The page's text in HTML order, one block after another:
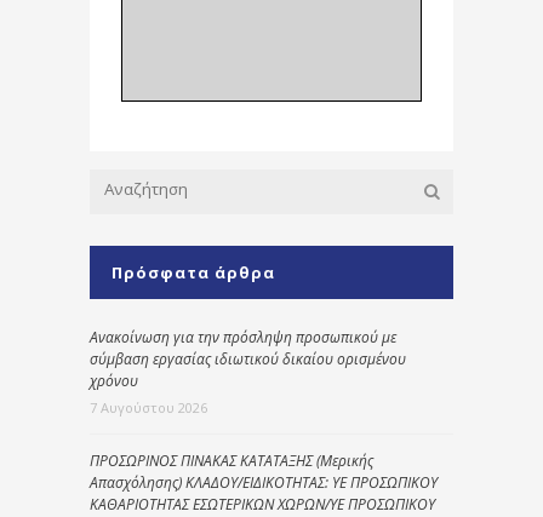
Πρόσφατα άρθρα
Ανακοίνωση για την πρόσληψη προσωπικού με
σύμβαση εργασίας ιδιωτικού δικαίου ορισμένου
χρόνου
7 Αυγούστου 2026
ΠΡΟΣΩΡΙΝΟΣ ΠΙΝΑΚΑΣ ΚΑΤΑΤΑΞΗΣ (Μερικής
Απασχόλησης) ΚΛΑΔΟΥ/ΕΙΔΙΚΟΤΗΤΑΣ: ΥΕ ΠΡΟΣΩΠΙΚΟΥ
ΚΑΘΑΡΙΟΤΗΤΑΣ ΕΣΩΤΕΡΙΚΩΝ ΧΩΡΩΝ/ΥΕ ΠΡΟΣΩΠΙΚΟΥ